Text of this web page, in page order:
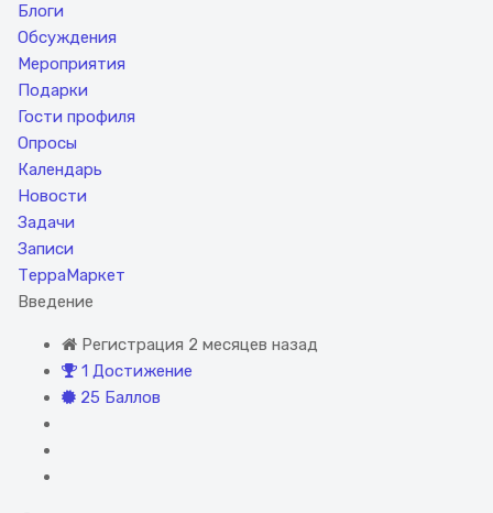
Блоги
Обсуждения
Мероприятия
Подарки
Гости профиля
Опросы
Календарь
Новости
Задачи
Записи
ТерраМаркет
Введение
Регистрация 2 месяцев назад
1 Достижение
25 Баллов